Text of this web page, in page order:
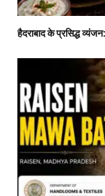
हैदराबाद के प्रसिद्ध